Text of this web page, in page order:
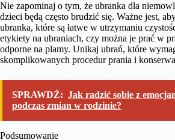
Nie zapominaj o tym, że ubranka dla
dzieci będą często brudzić się. Ważne jest,
ubranka, które są łatwe w utrzymaniu
etykiety na ubraniach, czy można je prać w
odporne na plamy. Unikaj ubrań, które
skomplikowanych procedur prania i
SPRAWDŹ: Jak radzić sobie z
podczas zmian w rodzinie?
Podsumowanie